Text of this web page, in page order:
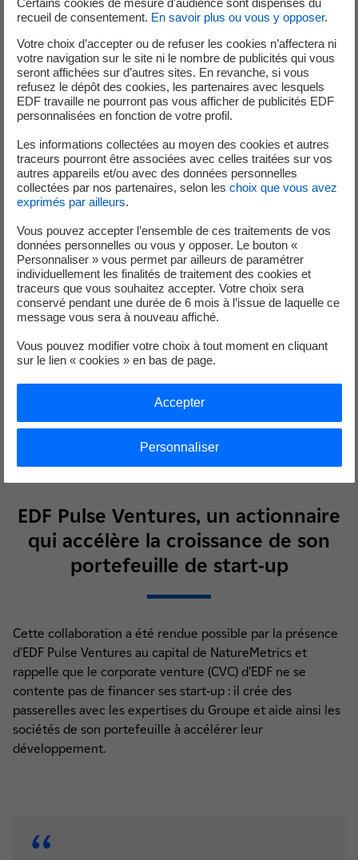
« Le regard extérieur apporté par
EDF Pulse Design nous a permis
d’élargir notre réflexion dès les
premières étapes du projet et
d’aller au-delà des approches
traditionnelles pour présenter
des informations pertinentes et
directement exploitables pour la
prise de décision »
VP Product chez NatureMetrics
EDF Pulse Ventures, un actionnaire
qui accélère la croissance de son
portefeuille de start-up
Cette collaboration a été rendue possible par la présence
d’EDF Pulse Ventures au capital de NatureMetrics et
rappelle que le corporate venture (CVC) d’EDF ne se
contente pas de financer ses start-up : il crée des
passerelles avec les expertises du Groupe et aide ainsi les
sociétés de son portefeuille à accélérer leur
développement.
recueil de consentement. En savoir plus ou vous y opposer.
Votre choix d’accepter ou de refuser les cookies n’affectera ni
votre navigation sur le site ni le nombre de publicités qui vous
seront affichées sur d’autres sites. En revanche, si vous
refusez le dépôt des cookies, les partenaires avec lesquels
EDF travaille ne pourront pas vous afficher de publicités EDF
personnalisées en fonction de votre profil.
Les informations collectées au moyen des cookies et autres
traceurs pourront être associées avec celles traitées sur vos
autres appareils et/ou avec des données personnelles
collectées par nos partenaires, selon les choix que vous avez
exprimés par ailleurs.
Vous pouvez accepter l’ensemble de ces traitements de vos
données personnelles ou vous y opposer. Le bouton «
Personnaliser » vous permet par ailleurs de paramétrer
individuellement les finalités de traitement des cookies et
traceurs que vous souhaitez accepter. Votre choix sera
conservé pendant une durée de 6 mois à l’issue de laquelle ce
message vous sera à nouveau affiché.
Vous pouvez modifier votre choix à tout moment en cliquant
sur le lien « cookies » en bas de page.
Personnaliser
Accepter